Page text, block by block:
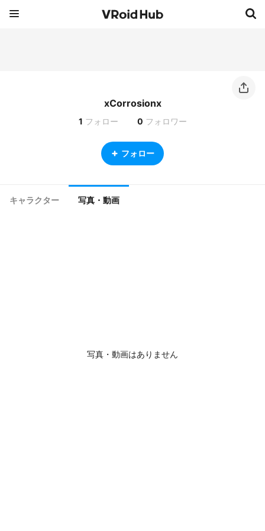
xCorrosionx
1 フォロー 0 フォロワー
フォロー
キャラクター 写真・動画
写真・動画はありません